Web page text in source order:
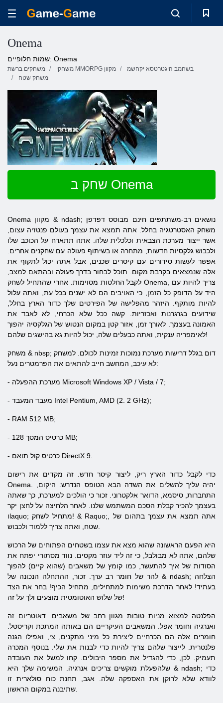
Onema
שמות חלופיים: Onema
משחקים ברשת משחקי MMORPG מקוון
בשחמב היגטרטסא יקחשמ
משחק שטח
שחק ב Onema
Onema מקוון & ndash; נושאים רב-משתתפים חינם מבוסס דפדפן
משחק האסטרטגיה בחלל. אתה תמצא את עצמך בעולם פנטזיה עצום,
אשר ייצור מערכת הצבאית וכלכלית שלה. אתה תתארח על הכוכב שלו
ולכבוש גלקסיות חדשות, מתחרה או בשיתוף פעולה עם שחקנים אחרים.
אפשר לעשות סידורים עם קיסרים שכנים, אבל אתה יכול לתקוף את
אלה שנמצאים בקרבת מקום. תוכל לבחור בדרך פעולה ובהתאם למצב,
לקבל החלטות מסוימות. אחרי שהתחיל לשחק Onema, צריך להיות עם
היד על הדופק כל הזמן, כי האויבים הם לא ישנים בכל עת, ואתה עלול
להיות מותקף. היזהר מהפלישה של הפירטים שלך כדור הארץ בחלל,
שידועים בגרגרנות ואכזריות. קשה ככל שלא הכרחי, לא לאבד את
האמונה בעצמך. לאורך זמן, אזור קטן במקום הנטוש של הגלקסיה יהפוך
לאימפריה ענקית, ואתה כבעלים שלה, יכול להיות גא בהישגים שלהם!
משחק & nbsp; דום בגלל דרישות מערכת נמוכות זמינות לכולם. למשחק
לא עיכב, המחשב חייב להתאים את הפרמטרים נעל:
- מערכת ההפעלה Microsoft Windows XP / Vista / 7;
- מעבד המעבד Intel Pentium, AMD (2. 2 GHz);
- RAM 512 MB;
- כרטיס המסך 128 MB;
- כרטיס קול תואם DirectX 9.
כדי לקבל כדור הארץ ריק, ליצור קיסר חדש. זה מקדים את רישום
Onema. יהיה עליך להשלים את השדה הבא הטופס הנדרש: היקום,
התחברות, סיסמא, הדואר אלקטרוני. זכור כי הולכים למערכת, כך שאתה
בעצמך להכיר קבלת הסכם המשתמש שלנו. לאחר הלחיצה על לחצן יקר
וlaquo; מתחיל לשחק! & Raquo;, אתה תמצא את עצמך בתהום של
היא הפעם הראשונה שהוא מצא את עצמו בשטחים הפתוחים של הרכוש
שלהם, אתה לא מבולבל, כי זה ליד עוזר מקסים. נווד מסתורי יפתח את
הסודות של איך להתעשר, כמו קומץ של משאבים (שהוא קיים) להפוך
להר של חומר רב ערך. זכור, ההתחלה הנכונה של & ndash; הצלחה
בעתיד! לאחר הדרכת משימות למתחילים, מתחיל הכיף! בחר את הצד
של שלוש האוטומטית מוצעים ולך על זה!
הפלנטה למצוא מניות טובות מגוון רחב של משאבים. דאוטריום זה
ואנרגיה וחומר אפל. המשאבים העיקריים הם באותה המתכת וקריסטל.
חומרים אלה הם הכרחיים ליצירת כל מיני מתקנים, צי, ואפילו הגנה
פלנטרית. לייצור שלהם צריך להיות כדי לבנות את שלי. בנוסף המכרה
תעמיק. לכן, כדי להגדיל את מספר היבולים. קחו למשל את העובדה
שלהפעלת מוקשים צריכים אנרגיה. המשימה שלך היא & ndash; כדי
לוודא שלא לרוקן את האספקה ​​שלה. אגב, תחנת כוח סולארית זו